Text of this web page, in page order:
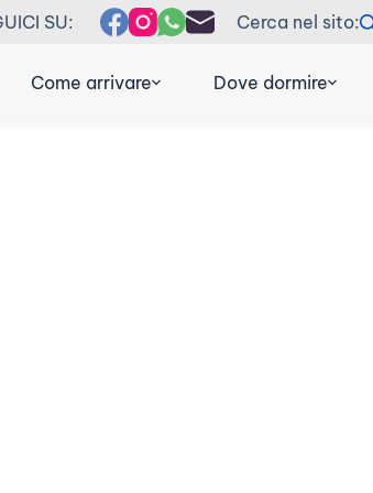
SU: Cerca nel sito:
Come arrivare Dove dormire